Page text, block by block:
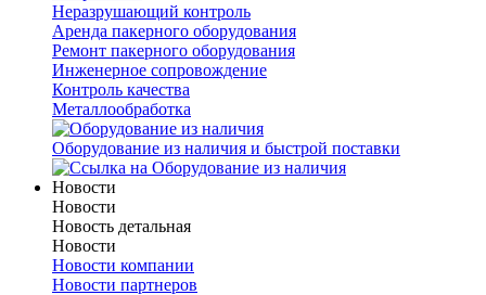
Неразрушающий контроль
Аренда пакерного оборудования
Ремонт пакерного оборудования
Инженерное сопровождение
Контроль качества
Металлообработка
Оборудование из наличия и быстрой поставки
Новости
Новости
Новость детальная
Новости
Новости компании
Новости партнеров